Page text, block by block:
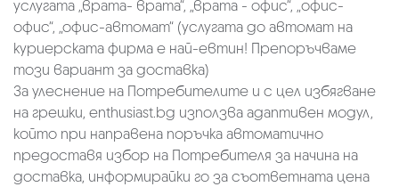
услугата „врата- врата“, „врата - офис“, „oфис-
офис“, „офис-автомат“ (услугата до автомат на
куриерската фирма е най-евтин! Препоръчваме
този вариант за доставка)
За улеснение на Потребителите и с цел избягване
на грешки, enthusiast.bg използва адаптивен модул,
който при направена поръчка автоматично
предоставя избор на Потребителя за начина на
доставка, информирайки го за съответната цена